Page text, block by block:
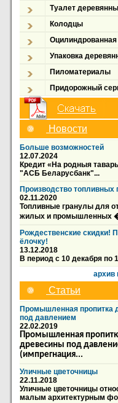
Туалет
Колодцы
Упаковка
Пиломатериалы
Придорожный
Новости
Больше возможностей
12.07.2024
Кредит «На родныя
"АСБ Беларусбанк"...
Производство топливных
02.11.2020
Топливные гранулы для
жилых и промышленных
Рождественские скидки!
ёлочку!
13.12.2018
В период с 10 декабря по
архив
Статьи
Промышленная пропитка
под давлением
22.02.2019
Промышленная
древесины под
(импрегнация...
Уличные цветочницы
22.11.2018
Уличные цветочницы
малым архитектурным